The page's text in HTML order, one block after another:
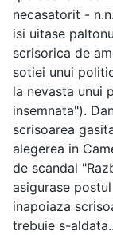
necasatorit -
isi uitase
scrisorica de
sotiei unui
la nevasta unui
insemnata").
scrisoarea
alegerea in
de scandal
asigurase
inapoiaza
trebuie s-